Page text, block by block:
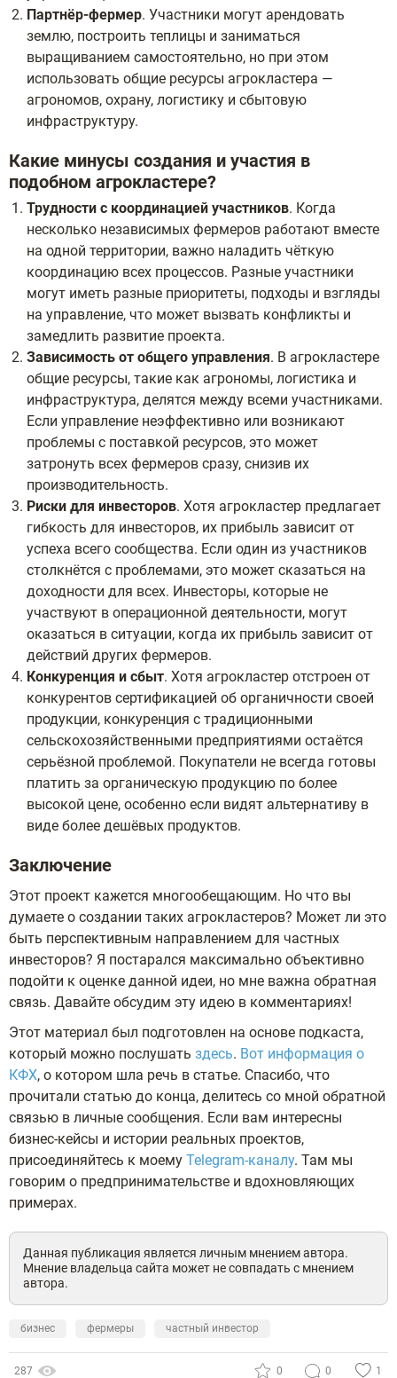
Партнёр-фермер. Участники могут арендовать
землю, построить теплицы и заниматься
выращиванием самостоятельно, но при этом
использовать общие ресурсы агрокластера —
агрономов, охрану, логистику и сбытовую
инфраструктуру.
Какие минусы создания и участия в
подобном агрокластере?
Трудности с координацией участников. Когда
несколько независимых фермеров работают вместе
на одной территории, важно наладить чёткую
координацию всех процессов. Разные участники
могут иметь разные приоритеты, подходы и взгляды
на управление, что может вызвать конфликты и
замедлить развитие проекта.
Зависимость от общего управления. В агрокластере
общие ресурсы, такие как агрономы, логистика и
инфраструктура, делятся между всеми участниками.
Если управление неэффективно или возникают
проблемы с поставкой ресурсов, это может
затронуть всех фермеров сразу, снизив их
производительность.
Риски для инвесторов. Хотя агрокластер предлагает
гибкость для инвесторов, их прибыль зависит от
успеха всего сообщества. Если один из участников
столкнётся с проблемами, это может сказаться на
доходности для всех. Инвесторы, которые не
участвуют в операционной деятельности, могут
оказаться в ситуации, когда их прибыль зависит от
действий других фермеров.
Конкуренция и сбыт. Хотя агрокластер отстроен от
конкурентов сертификацией об органичности своей
продукции, конкуренция с традиционными
сельскохозяйственными предприятиями остаётся
серьёзной проблемой. Покупатели не всегда готовы
платить за органическую продукцию по более
высокой цене, особенно если видят альтернативу в
виде более дешёвых продуктов.
Заключение
Этот проект кажется многообещающим. Но что вы
думаете о создании таких агрокластеров? Может ли это
быть перспективным направлением для частных
инвесторов? Я постарался максимально объективно
подойти к оценке данной идеи, но мне важна обратная
связь. Давайте обсудим эту идею в комментариях!
Этот материал был подготовлен на основе подкаста,
который можно послушать здесь. Вот информация о
КФХ, о котором шла речь в статье. Спасибо, что
прочитали статью до конца, делитесь со мной обратной
связью в личные сообщения. Если вам интересны
бизнес-кейсы и истории реальных проектов,
присоединяйтесь к моему Telegram-каналу. Там мы
говорим о предпринимательстве и вдохновляющих
примерах.
Данная публикация является личным мнением автора.
Мнение владельца сайта может не совпадать с мнением
автора.
бизнес фермеры частный инвестор
287 0 0 1